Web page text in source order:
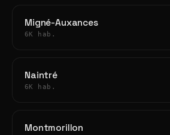
Migné-Auxances
6K hab.
Naintré
6K hab.
Montmorillon